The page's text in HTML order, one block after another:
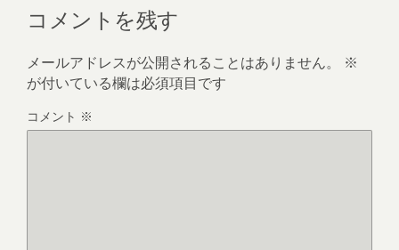
コメントを残す
メールアドレスが公開されることはありません。
※
が付いている欄は必須項目です
コメント ※